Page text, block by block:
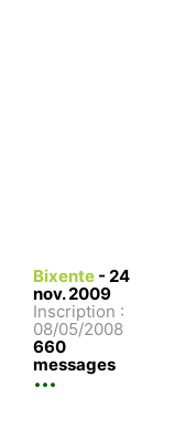
Bixente - 24
nov. 2009
Inscription :
08/05/2008
660
messages